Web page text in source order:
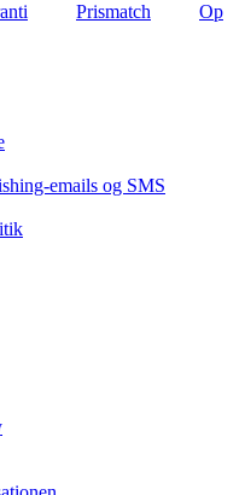
Prismatch
Op
emails og SMS